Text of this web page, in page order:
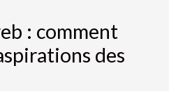
: comment
des